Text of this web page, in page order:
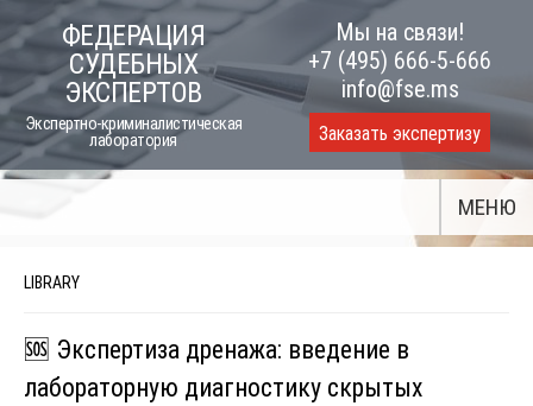
to
content
ФЕДЕРАЦИЯ
СУДЕБНЫХ
ЭКСПЕРТОВ
Экспертно-криминалистическая
лаборатория
Мы на связи!
+7 (495) 666-5-666
info@fse.ms
Заказать экспертизу
МЕНЮ
LIBRARY
🆘 Экспертиза дренажа: введение в
лабораторную диагностику скрытых